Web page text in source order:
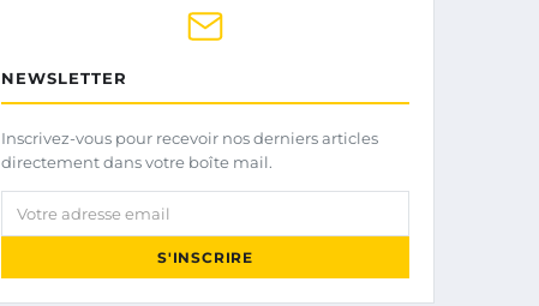
NEWSLETTER
Inscrivez-vous pour recevoir nos derniers articles
directement dans votre boîte mail.
Votre adresse email
S'INSCRIRE